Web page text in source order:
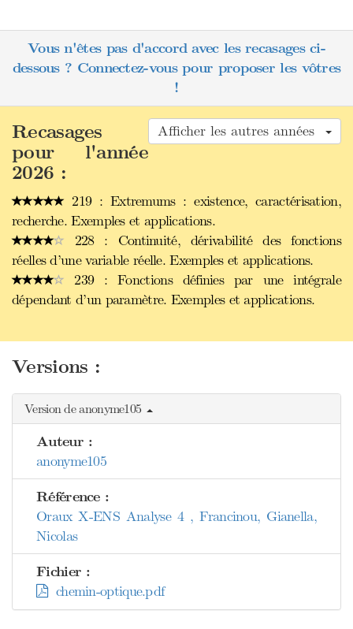
Vous n'êtes pas d'accord avec les recasages ci-
dessous ? Connectez-vous pour proposer les vôtres
!
Afficher les autres années
Recasages
pour l'année
2026 :
219 : Extremums : existence, caractérisation,
recherche. Exemples et applications.
228 : Continuité, dérivabilité des fonctions
réelles d’une variable réelle. Exemples et applications.
239 : Fonctions définies par une intégrale
dépendant d’un paramètre. Exemples et applications.
Versions :
Version de anonyme105
Auteur :
anonyme105
Référence :
Oraux X-ENS Analyse 4 , Francinou, Gianella,
Nicolas
Fichier :
chemin-optique.pdf